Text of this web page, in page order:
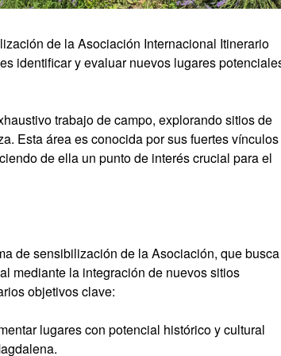
de la Asociación Internacional Itinerario
identificar y evaluar nuevos lugares
trabajo de campo, explorando sitios de
Esta área es conocida por sus fuertes vínculos
de ella un punto de interés crucial para el
de sensibilización de la Asociación, que busca
mediante la integración de nuevos sitios
objetivos clave:
lugares con potencial histórico y cultural